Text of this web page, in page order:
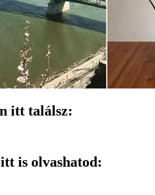
itt találsz:
is olvashatod: